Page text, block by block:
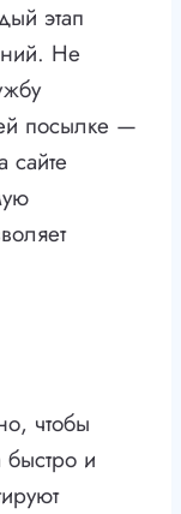
этап
Не
посылке —
сайте
чтобы
и